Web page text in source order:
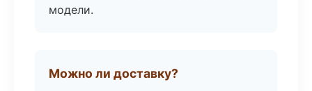
модели.
Можно ли доставку?